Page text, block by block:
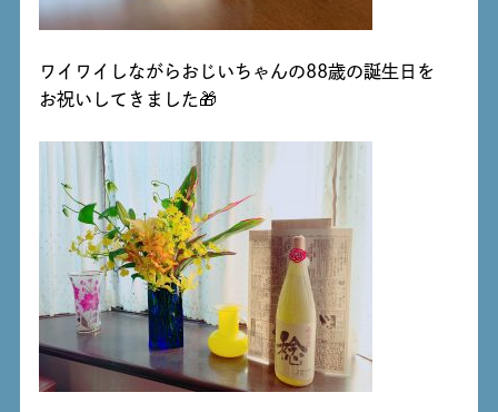
ワイワイしながらおじいちゃんの88歳の誕生日を
お祝いしてきました🎁